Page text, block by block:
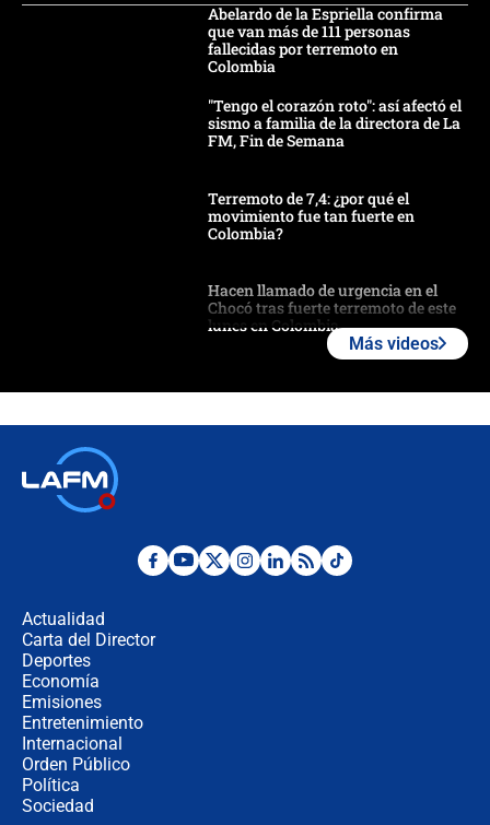
Abelardo de la Espriella confirma
que van más de 111 personas
fallecidas por terremoto en
Colombia
"Tengo el corazón roto": así afectó el
sismo a familia de la directora de La
FM, Fin de Semana
Terremoto de 7,4: ¿por qué el
movimiento fue tan fuerte en
Colombia?
Hacen llamado de urgencia en el
Chocó tras fuerte terremoto de este
lunes en Colombia
Fuerte temblor en Colombia hoy:
Más videos
Actualidad
Carta del Director
Deportes
Economía
Emisiones
Entretenimiento
Internacional
Orden Público
Política
Sociedad